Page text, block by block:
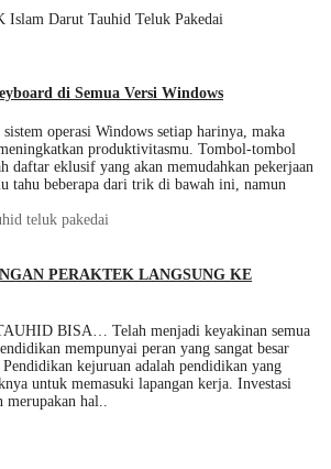
Islam Darut Tauhid Teluk Pakedai
di Semua Versi Windows
operasi Windows setiap harinya, maka
produktivitasmu. Tombol-tombol
daftar eklusif yang akan memudahkan pekerjaan
tahu beberapa dari trik di bawah ini, namun
PERAKTEK LANGSUNG KE
BISA… Telah menjadi keyakinan semua
mempunyai peran yang sangat besar
kejuruan adalah pendidikan yang
untuk memasuki lapangan kerja. Investasi
hal..